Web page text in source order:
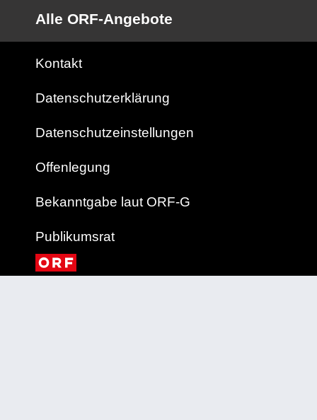
Alle ORF-Angebote
Kontakt
Datenschutzerklärung
Datenschutzeinstellungen
Offenlegung
Bekanntgabe laut ORF-G
Publikumsrat